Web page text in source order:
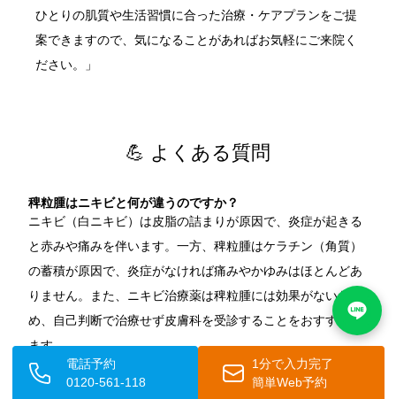
ひとりの肌質や生活習慣に合った治療・ケアプランをご提
案できますので、気になることがあればお気軽にご来院く
ださい。」
💪 よくある質問
稗粒腫はニキビと何が違うのですか？
ニキビ（白ニキビ）は皮脂の詰まりが原因で、炎症が起きる
と赤みや痛みを伴います。一方、稗粒腫はケラチン（角質）
の蓄積が原因で、炎症がなければ痛みやかゆみはほとんどあ
りません。また、ニキビ治療薬は稗粒腫には効果がないた
め、自己判断で治療せず皮膚科を受診することをおすすめし
ます。
稗粒腫は自分でつぶしても大丈夫ですか？
電話予約
0120-561-118
1分で入力完了
簡単Web予約